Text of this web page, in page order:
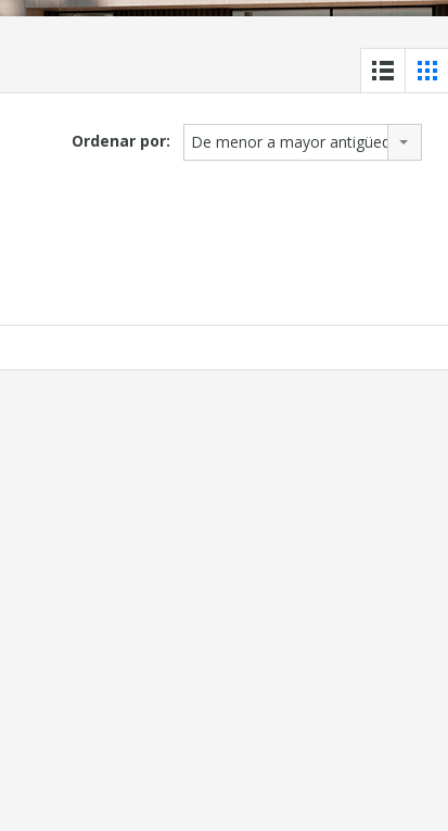
Ordenar por: De menor a mayor antigüedad